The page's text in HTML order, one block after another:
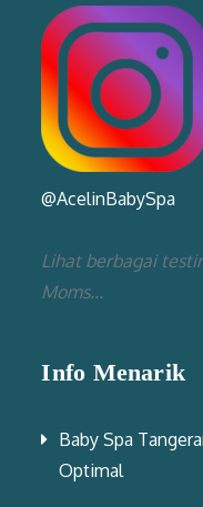
@AcelinBabySpa
Lihat berbagai
Moms...
Info Menarik
Baby Spa
Optimal